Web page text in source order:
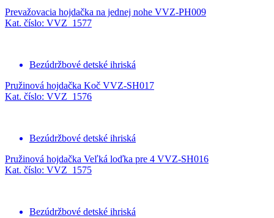
Prevažovacia hojdačka na jednej nohe VVZ-PH009
Kat. číslo: VVZ_1577
Bezúdržbové detské ihriská
Pružinová hojdačka Koč VVZ-SH017
Kat. číslo: VVZ_1576
Bezúdržbové detské ihriská
Pružinová hojdačka Veľká loďka pre 4 VVZ-SH016
Kat. číslo: VVZ_1575
Bezúdržbové detské ihriská